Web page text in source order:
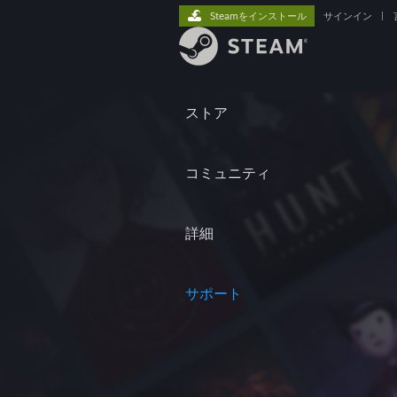
ストア
コミュニティ
詳細
サポート
Steamをインストール サインイン